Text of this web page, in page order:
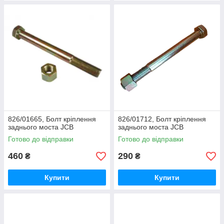
826/01665, Болт кріплення
заднього моста JCB
Готово до відправки
460 ₴
Купити
826/01712, Болт кріплення
заднього моста JCB
Готово до відправки
290 ₴
Купити